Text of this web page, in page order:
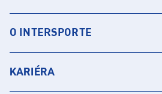
O INTERSPORTE
KARIÉRA